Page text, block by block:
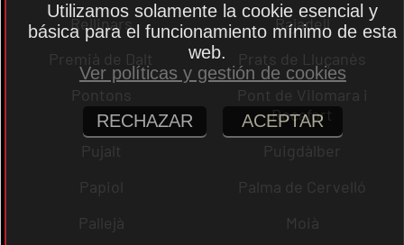
Rellinars
Rajadell
Premià de Dalt
Prats de Lluçanès
Pontons
Pont de Vilomara i
Rocafort
Pujalt
Puigdàlber
Papiol
Palma de Cervelló
Pallejà
Moià
Utilizamos solamente la cookie esencial y
básica para el funcionamiento mínimo de esta
web.
Ver políticas y gestión de cookies
RECHAZAR ACEPTAR